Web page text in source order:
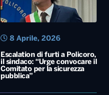
Escalation di furti a Policoro,
il sindaco: “Urge convocare il
Comitato per la sicurezza
pubblica”
8 Aprile, 2026